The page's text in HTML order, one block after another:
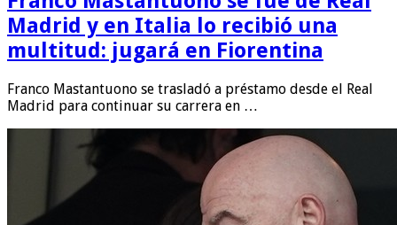
Madrid y en Italia lo recibió una
multitud: jugará en Fiorentina
Franco Mastantuono se trasladó a préstamo desde el Real
Madrid para continuar su carrera en …